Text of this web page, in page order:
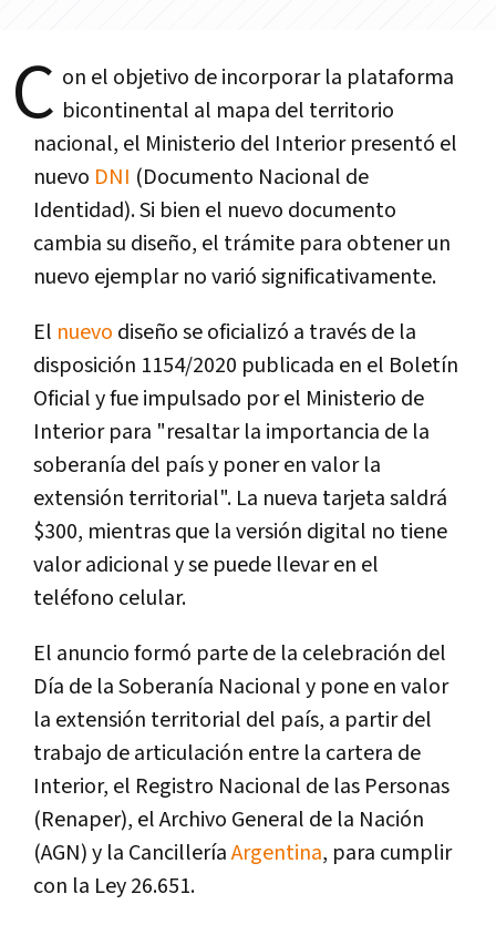
C on el objetivo de incorporar la plataforma
bicontinental al mapa del territorio
nacional, el Ministerio del Interior presentó el
nuevo DNI (Documento Nacional de
Identidad). Si bien el nuevo documento
cambia su diseño, el trámite para obtener un
nuevo ejemplar no varió significativamente.
El nuevo diseño se oficializó a través de la
disposición 1154/2020 publicada en el Boletín
Oficial y fue impulsado por el Ministerio de
Interior para "resaltar la importancia de la
soberanía del país y poner en valor la
extensión territorial". La nueva tarjeta saldrá
$300, mientras que la versión digital no tiene
valor adicional y se puede llevar en el
teléfono celular.
El anuncio formó parte de la celebración del
Día de la Soberanía Nacional y pone en valor
la extensión territorial del país, a partir del
trabajo de articulación entre la cartera de
Interior, el Registro Nacional de las Personas
(Renaper), el Archivo General de la Nación
(AGN) y la CancilleríaArgentina, para cumplir
con la Ley 26.651.